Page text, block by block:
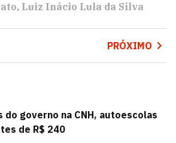
Luiz Inácio Lula da Silva
PRÓXIMO
do governo na CNH, autoescolas
de R$ 240